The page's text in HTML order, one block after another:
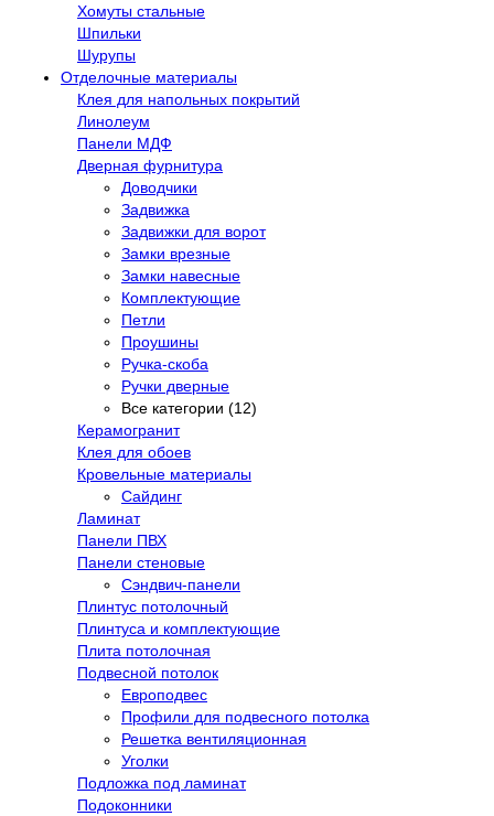
Хомуты стальные
Шпильки
Шурупы
Отделочные материалы
Клея для напольных покрытий
Линолеум
Панели МДФ
Дверная фурнитура
Доводчики
Задвижка
Задвижки для ворот
Замки врезные
Замки навесные
Комплектующие
Петли
Проушины
Ручка-скоба
Ручки дверные
Все категории (12)
Керамогранит
Клея для обоев
Кровельные материалы
Сайдинг
Ламинат
Панели ПВХ
Панели стеновые
Сэндвич-панели
Плинтус потолочный
Плинтуса и комплектующие
Плита потолочная
Подвесной потолок
Европодвес
Профили для подвесного потолка
Решетка вентиляционная
Уголки
Подложка под ламинат
Подоконники